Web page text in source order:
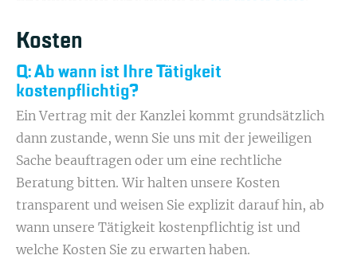
Kosten
Q: Ab wann ist Ihre Tätigkeit
kostenpflichtig?
Ein Vertrag mit der Kanzlei kommt grundsätzlich
dann zustande, wenn Sie uns mit der jeweiligen
Sache beauftragen oder um eine rechtliche
Beratung bitten. Wir halten unsere Kosten
transparent und weisen Sie explizit darauf hin, ab
wann unsere Tätigkeit kostenpflichtig ist und
welche Kosten Sie zu erwarten haben.